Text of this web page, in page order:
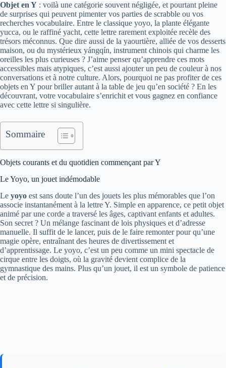
Objet en Y : voilà une catégorie souvent négligée, et pourtant pleine
de surprises qui peuvent pimenter vos parties de scrabble ou vos
recherches vocabulaire. Entre le classique yoyo, la plante élégante
yucca, ou le raffiné yacht, cette lettre rarement exploitée recèle des
trésors méconnus. Que dire aussi de la yaourtière, alliée de vos desserts
maison, ou du mystérieux yángqín, instrument chinois qui charme les
oreilles les plus curieuses ? J’aime penser qu’apprendre ces mots
accessibles mais atypiques, c’est aussi ajouter un peu de couleur à nos
conversations et à notre culture. Alors, pourquoi ne pas profiter de ces
objets en Y pour briller autant à la table de jeu qu’en société ? En les
découvrant, votre vocabulaire s’enrichit et vous gagnez en confiance
avec cette lettre si singulière.
Sommaire
Objets courants et du quotidien commençant par Y
Le Yoyo, un jouet indémodable
Le yoyo est sans doute l’un des jouets les plus mémorables que l’on
associe instantanément à la lettre Y. Simple en apparence, ce petit objet
animé par une corde a traversé les âges, captivant enfants et adultes.
Son secret ? Un mélange fascinant de lois physiques et d’adresse
manuelle. Il suffit de le lancer, puis de le faire remonter pour qu’une
magie opère, entraînant des heures de divertissement et
d’apprentissage. Le yoyo, c’est un peu comme un mini spectacle de
cirque entre les doigts, où la gravité devient complice de la
gymnastique des mains. Plus qu’un jouet, il est un symbole de patience
et de précision.